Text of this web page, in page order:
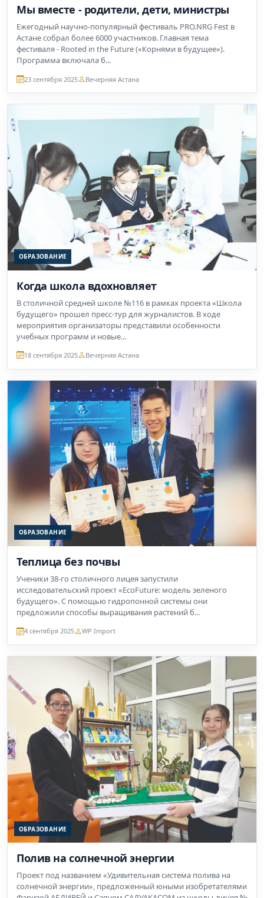
Мы вместе - родители, дети, министры
Ежегодный научно-популярный фестиваль PRO.NRG Fest в
Астане собрал более 6000 участников. Главная тема
фестиваля - Rooted in the Future («Корнями в будущее»).
Программа включала б...
23 сентября 2025 Вечерняя Астана
ОБРАЗОВАНИЕ
Когда школа вдохновляет
В столичной средней школе №116 в рамках проекта «Школа
будущего» прошел пресс-тур для журналистов. В ходе
мероприятия организаторы представили особенности
учебных программ и новые...
18 сентября 2025 Вечерняя Астана
ОБРАЗОВАНИЕ
Теплица без почвы
Ученики 38-го столичного лицея запустили
исследовательский проект «EcoFuture: модель зеленого
будущего». С помощью гидропонной системы они
предложили способы выращивания растений б...
4 сентября 2025 WP Import
ОБРАЗОВАНИЕ
Полив на солнечной энергии
Проект под названием «Удивительная система полива на
солнечной энергии», предложенный юными изобретателями